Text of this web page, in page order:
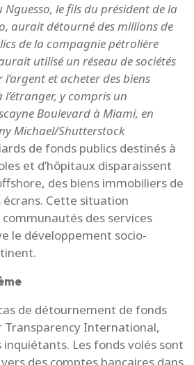
Nguesso, le fils du président de la
aurait détourné des millions de
de la compagnie pétrolière
utilisé un réseau de sociétés
et acheter des biens
y compris un
Boulevard à Miami, en
Michael/Shutterstock
de fonds publics destinés à
et d’hôpitaux disparaissent
des biens immobiliers de
écrans. Cette situation
des services
le développement socio-
de détournement de fonds
Transparency International,
inquiétants. Les fonds volés sont